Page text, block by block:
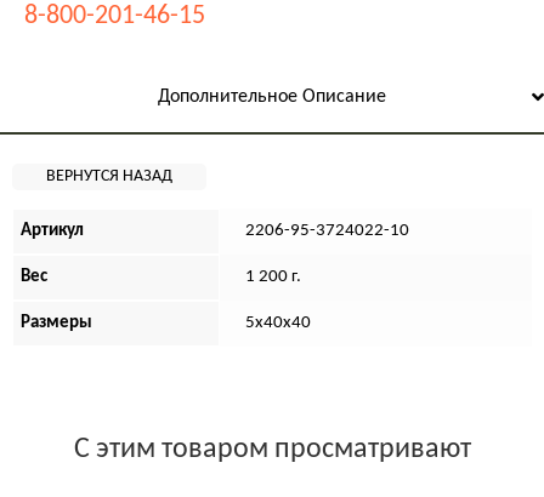
8-800-201-46-15
Дополнительное Описание
Артикул 2206-95-3724022-10
Вес 1 200 г.
Размеры 5х40х40
С этим товаром просматривают